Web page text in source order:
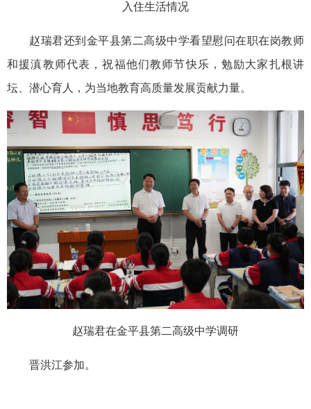
入住生活情况
赵瑞君还到金平县第二高级中学看望慰问在职在岗教师
和援滇教师代表，祝福他们教师节快乐，勉励大家扎根讲
坛、潜心育人，为当地教育高质量发展贡献力量。
赵瑞君在金平县第二高级中学调研
晋洪江参加。